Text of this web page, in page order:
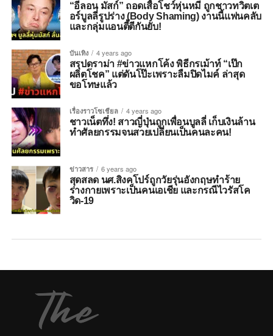
“อีลอน มัสก์” ถอดเสื้อโชว์หุ่นหมี ถูกชาวทวิตเต
อร์บูลลี่รูปร่าง (Body Shaming) งานนี้แฟนคลับ
และกลุ่มแอนตี้ตีกันยับ!
บันเทิง 4 years ago
สรุปดราม่า #ข่าวแหกโค้ง พิธีกรเม้าท์ “เป๊ก
ผลิตโชค” แต่ดันโป๊ะเพราะลืมปิดไมค์ ล่าสุด
ขอโทษแล้ว
เรื่องราวโซเชียล 4 years ago
ชาวเน็ตทึ่ง! สาวญี่ปุ่นถูกเพื่อนบูลลี่ เก็บเงินล้าน
ทำศัลยกรรมจนสวยเปลี่ยนเป็นคนละคน!
ข่าวสาร 6 years ago
สุดสลด นศ.สิงคโปร์ถูกวัยรุ่นอังกฤษทำร้าย
ร่างกายเพราะเป็นคนเอเชีย และกรณีไวรัสโค
วิด-19